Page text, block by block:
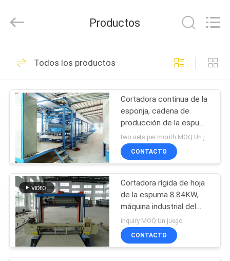
HOGAR
PRODUCTOS
SOBRE
NOSOTROS
VIAJE
DE
LA
FÁBRICA
CONTROL
machinery
equipment
All
Reserved.
espuma que hace la
máquina
42
máquina de la
espuma de
poliuretano
33
Productos
Todos los productos
Cortadora continua de la
esponja, cadena de
producción de la espuma
para los muebles/la
almohada
two sets per month MOQ:Un juego
CONTACTO
Cortadora rígida de hoja
de la espuma 8.84KW,
máquina industrial del
cortador de la espuma
de poliestireno
inquiry MOQ:Un juego
CONTACTO